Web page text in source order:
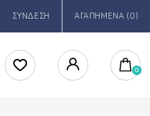
ΣΥΝΔΕΣΗ ΑΓΑΠΗΜΕΝΑ (0)